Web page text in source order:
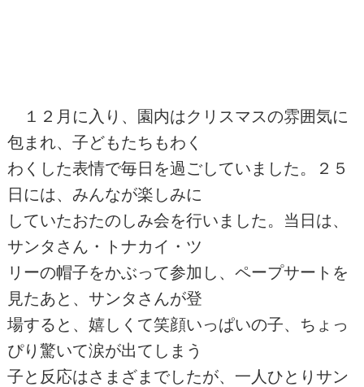
１２月に入り、園内はクリスマスの雰囲気に
包まれ、子どもたちもわく
わくした表情で毎日を過ごしていました。２５
日には、みんなが楽しみに
していたおたのしみ会を行いました。当日は、
サンタさん・トナカイ・ツ
リーの帽子をかぶって参加し、ペープサートを
見たあと、サンタさんが登
場すると、嬉しくて笑顔いっぱいの子、ちょっ
ぴり驚いて涙が出てしまう
子と反応はさまざまでしたが、一人ひとりサン